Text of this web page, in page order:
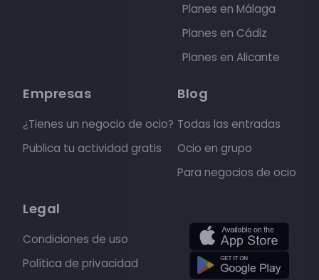
Planes en Málaga
Planes en Cádiz
Planes en Alicante
Empresas
¿Tienes un negocio de ocio?
Publica tu actividad gratis
Blog
Todas las entradas
Ocio en grupo
Para negocios de ocio
Legal
Condiciones de uso
Política de privacidad